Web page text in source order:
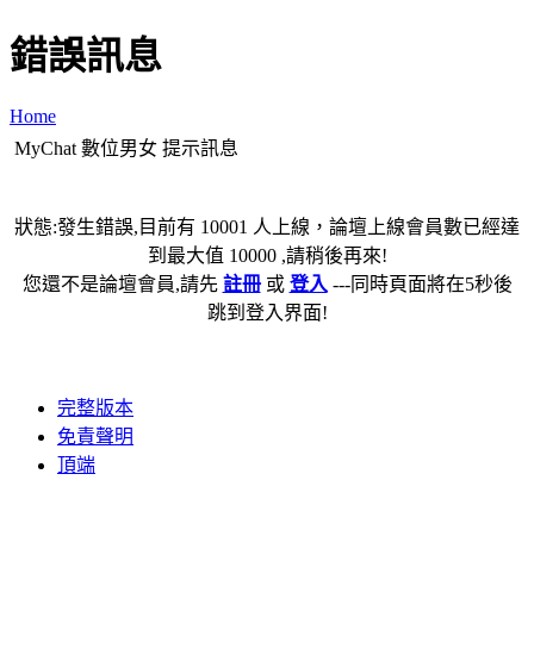
錯誤訊息
Home
MyChat 數位男女 提示訊息
狀態:發生錯誤,目前有 10001 人上線，論壇上線會員數已經達
到最大值 10000 ,請稍後再來!
您還不是論壇會員,請先 註冊或 登入 ---同時頁面將在5秒後
跳到登入界面!
完整版本
免責聲明
頂端